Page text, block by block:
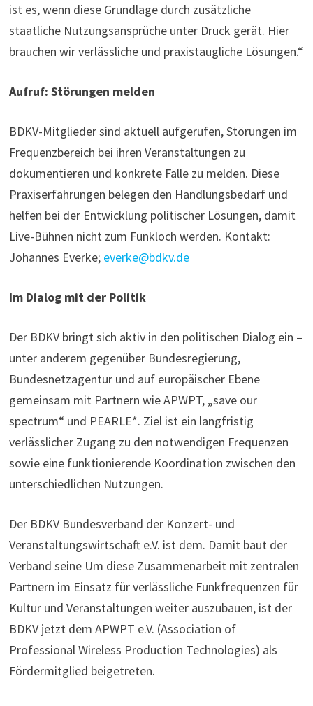
ist es, wenn diese Grundlage durch zusätzliche
staatliche Nutzungsansprüche unter Druck gerät. Hier
brauchen wir verlässliche und praxistaugliche Lösungen.“
Aufruf: Störungen melden
BDKV-Mitglieder sind aktuell aufgerufen, Störungen im
Frequenzbereich bei ihren Veranstaltungen zu
dokumentieren und konkrete Fälle zu melden. Diese
Praxiserfahrungen belegen den Handlungsbedarf und
helfen bei der Entwicklung politischer Lösungen, damit
Live-Bühnen nicht zum Funkloch werden. Kontakt:
Johannes Everke; everke@bdkv.de
Im Dialog mit der Politik
Der BDKV bringt sich aktiv in den politischen Dialog ein –
unter anderem gegenüber Bundesregierung,
Bundesnetzagentur und auf europäischer Ebene
gemeinsam mit Partnern wie APWPT, „save our
spectrum“ und PEARLE*. Ziel ist ein langfristig
verlässlicher Zugang zu den notwendigen Frequenzen
sowie eine funktionierende Koordination zwischen den
unterschiedlichen Nutzungen.
Der BDKV Bundesverband der Konzert- und
Veranstaltungswirtschaft e.V. ist dem. Damit baut der
Verband seine Um diese Zusammenarbeit mit zentralen
Partnern im Einsatz für verlässliche Funkfrequenzen für
Kultur und Veranstaltungen weiter auszubauen, ist der
BDKV jetzt dem APWPT e.V. (Association of
Professional Wireless Production Technologies) als
Fördermitglied beigetreten.